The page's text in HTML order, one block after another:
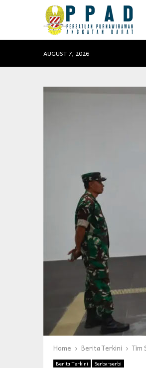
AUGUST 7, 2026
Home Berita Terkini Tim
Berita Terkini Serba-serbi